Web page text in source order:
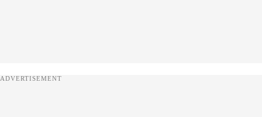
ADVERTISEMENT